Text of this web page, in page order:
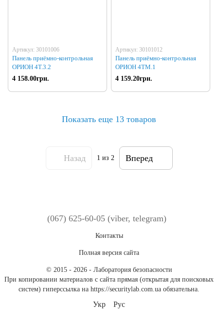
Артикул: 30101006
Панель приёмно-контрольная
ОРИОН 4Т.3.2
4 158.00грн.
Артикул: 30101012
Панель приёмно-контрольная
ОРИОН 4TM.1
4 159.20грн.
Показать еще 13 товаров
Назад 1 из 2 Вперед
(067) 625-60-05 (viber, telegram)
Контакты
Полная версия сайта
© 2015 - 2026 - Лаборатория безопасности
При копировании материалов с сайта прямая (открытая для поисковых
систем) гиперссылка на https://securitylab.com.ua обязательна.
Укр Рус